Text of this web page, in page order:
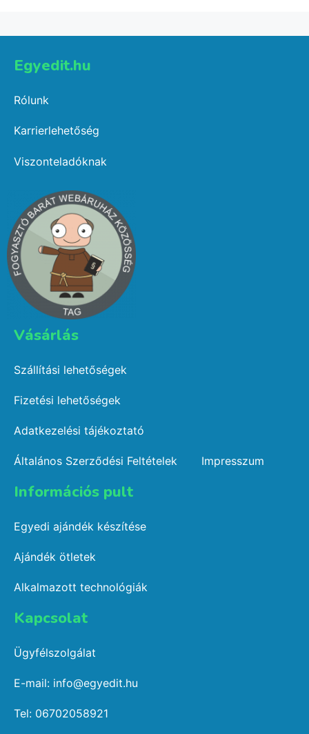
Egyedit.hu
Rólunk
Karrierlehetőség
Viszonteladóknak
Vásárlás​
Szállítási lehetőségek
Fizetési lehetőségek
Adatkezelési tájékoztató
Általános Szerződési Feltételek Impresszum
Információs pult​
Egyedi ajándék készítése
Ajándék ötletek
Alkalmazott technológiák
Kapcsolat​
Ügyfélszolgálat
E-mail: info@egyedit.hu
Tel: 06702058921